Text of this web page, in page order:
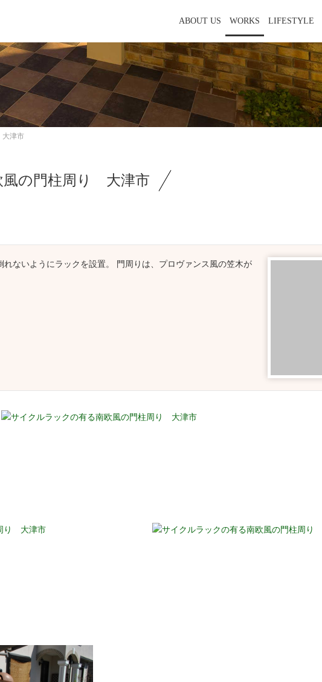
ABOUT US WORKS LIFESTYLE
津市
風の門柱周り 大津市
ないようにラックを設置。 門周りは、プロヴァンス風の笠木が